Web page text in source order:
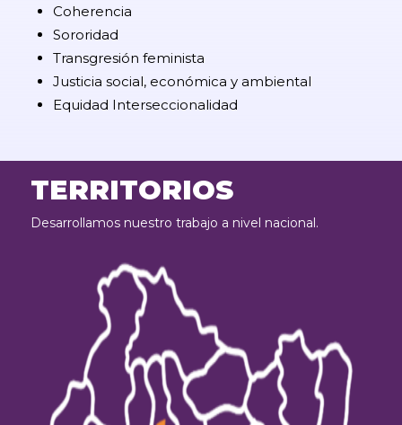
Coherencia
Sororidad
Transgresión feminista
Justicia social, económica y ambiental
Equidad Interseccionalidad
TERRITORIOS
Desarrollamos nuestro trabajo a nivel nacional.